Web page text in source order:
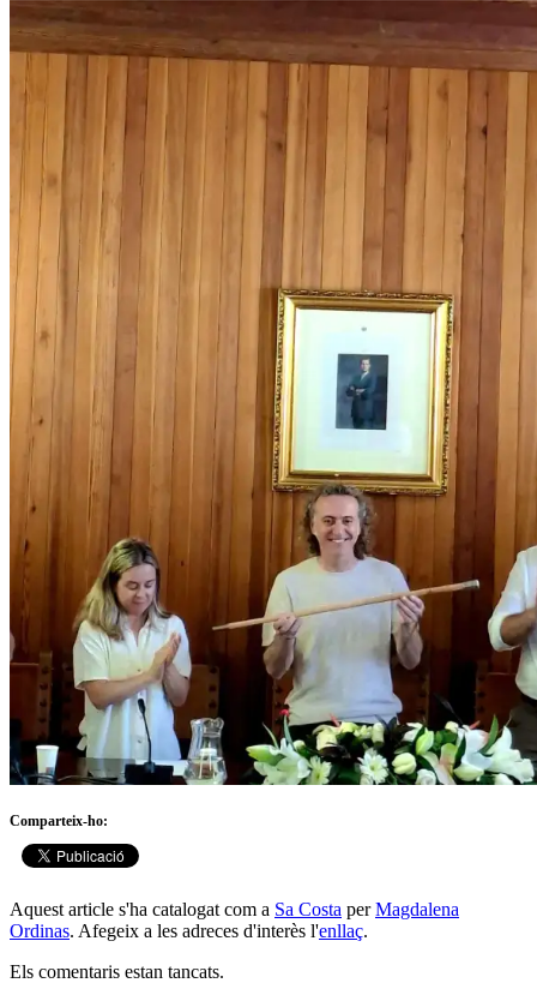
Comparteix-ho:
Aquest article s'ha catalogat com a Sa Costa perMagdalena
Ordinas. Afegeix a les adreces d'interès l'enllaç.
Els comentaris estan tancats.